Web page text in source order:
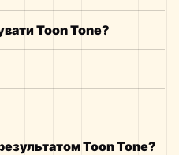
Toon Tone?
Toon Tone?